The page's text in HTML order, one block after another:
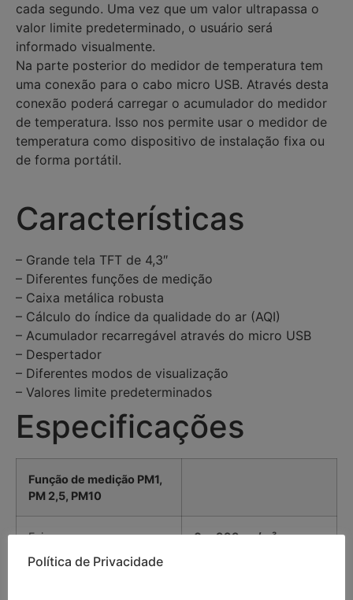
cada segundo. Uma vez que um valor ultrapassa o
valor limite predeterminado, o usuário será
informado visualmente.
Na parte posterior do medidor de temperatura tem
uma conexão para o cabo micro USB. Através desta
conexão poderá carregar o acumulador do medidor
de temperatura. Isso nos permite usar o medidor de
temperatura como dispositivo de instalação fixa ou
de forma portátil.
Características
– Grande tela TFT de 4,3″
– Diferentes funções de medição
– Caixa metálica robusta
– Cálculo do índice da qualidade do ar (AQI)
– Acumulador recarregável através do micro USB
– Despertador
– Diferentes modos de visualização
– Valores limite predeterminados
Especificações
Função de medição PM1,
PM 2,5, PM10
Faixa 0 … 999 µg/m³
Política de Privacidade